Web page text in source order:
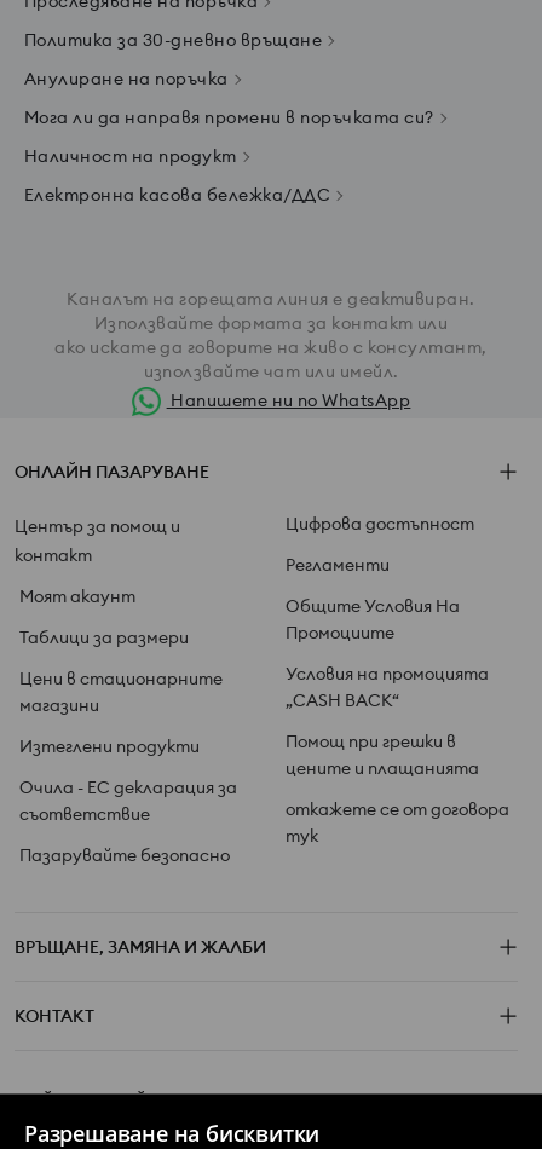
Разрешаване на бисквитки
Политика за 30-дневно връщане
Анулиране на поръчка
Мога ли да направя промени в поръчката си?
Наличност на продукт
Електронна касова бележка/ДДС
Каналът на горещата линия е деактивиран.
Използвайте формата за контакт или
ако искате да говорите на живо с консултант,
използвайте чат или имейл.
Напишете ни по WhatsApp
ОНЛАЙН ПАЗАРУВАНЕ
Център за помощ и
контакт
Моят акаунт
Таблици за размери
Цени в стационарните
магазини
Изтеглени продукти
Очила - ЕС декларация за
съответствие
Пазарувайте безопасно
Цифрова достъпност
Регламенти
Общите Условия На
Промоциите
Условия на промоцията
„CASH BACK“
Помощ при грешки в
цените и плащанията
откажете се от договора
тук
ВРЪЩАНЕ, ЗАМЯНА И ЖАЛБИ
КОНТАКТ
ХЕЙ, СЛЕДВАЙ НИ НА